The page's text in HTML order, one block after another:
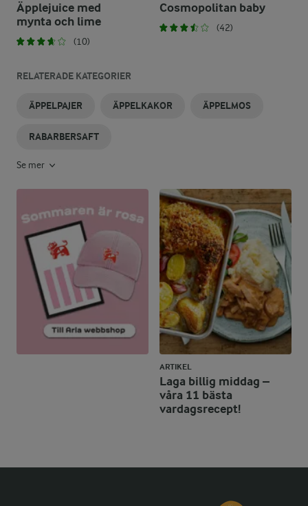
Äpplejuice med
mynta och lime
(10)
Cosmopolitan baby
(42)
RELATERADE KATEGORIER
ÄPPELPAJER ÄPPELKAKOR ÄPPELMOS
RABARBERSAFT
Se mer
ARTIKEL
Laga billig middag –
våra 11 bästa
vardagsrecept!